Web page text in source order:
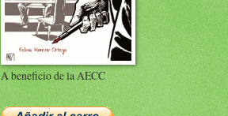
A beneficio de la AECC